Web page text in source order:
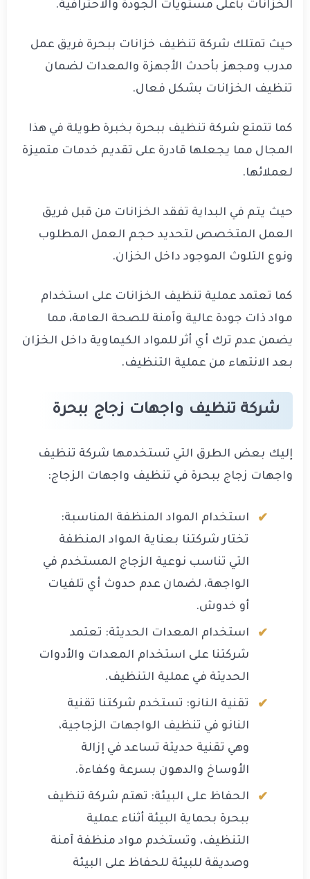
الخزانات بأعلى مستويات الجودة والاحترافية.
حيث تمتلك شركة تنظيف خزانات ببحرة فريق عمل
مدرب ومجهز بأحدث الأجهزة والمعدات لضمان
تنظيف الخزانات بشكل فعال.
كما تتمتع شركة تنظيف ببحرة بخبرة طويلة في هذا
المجال مما يجعلها قادرة على تقديم خدمات متميزة
لعملائها.
حيث يتم في البداية تفقد الخزانات من قبل فريق
العمل المتخصص لتحديد حجم العمل المطلوب
ونوع التلوث الموجود داخل الخزان.
كما تعتمد عملية تنظيف الخزانات على استخدام
مواد ذات جودة عالية وآمنة للصحة العامة، مما
يضمن عدم ترك أي أثر للمواد الكيماوية داخل الخزان
بعد الانتهاء من عملية التنظيف.
شركة تنظيف واجهات زجاج ببحرة
إليك بعض الطرق التي تستخدمها شركة تنظيف
واجهات زجاج ببحرة في تنظيف واجهات الزجاج:
استخدام المواد المنظفة المناسبة:
تختار شركتنا بعناية المواد المنظفة
التي تناسب نوعية الزجاج المستخدم في
الواجهة، لضمان عدم حدوث أي تلفيات
أو خدوش.
استخدام المعدات الحديثة: تعتمد
شركتنا على استخدام المعدات والأدوات
الحديثة في عملية التنظيف.
تقنية النانو: تستخدم شركتنا تقنية
النانو في تنظيف الواجهات الزجاجية،
وهي تقنية حديثة تساعد في إزالة
الأوساخ والدهون بسرعة وكفاءة.
الحفاظ على البيئة: تهتم شركة تنظيف
ببحرة بحماية البيئة أثناء عملية
التنظيف، وتستخدم مواد منظفة آمنة
وصديقة للبيئة للحفاظ على البيئة